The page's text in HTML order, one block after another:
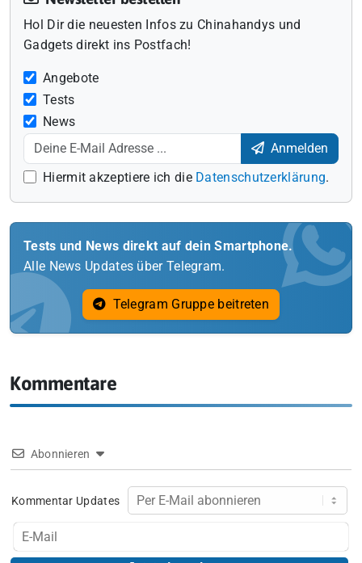
Hol Dir die neuesten Infos zu Chinahandys und
Gadgets direkt ins Postfach!
Angebote
Tests
News
Anmelden
Hiermit akzeptiere ich die Datenschutzerklärung.
Tests und News direkt auf dein Smartphone.
Alle News Updates über Telegram.
Telegram Gruppe beitreten
Kommentare
Abonnieren
Kommentar Updates